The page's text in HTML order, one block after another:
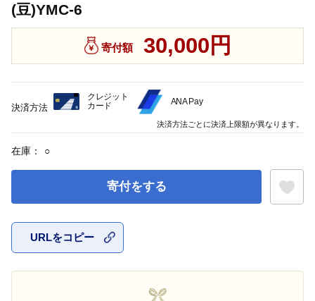
(豆)YMC-6
寄付額 30,000円
在庫： ○
寄付をする
URLをコピー
決済方法
クレジット
カード
ANA Pay
決済方法ごとに決済上限額が異なります。